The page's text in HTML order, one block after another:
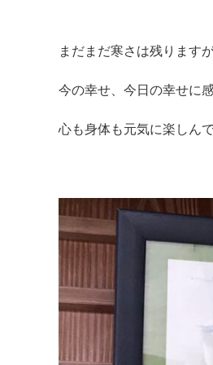
まだまだ寒さは残ります
今の幸せ、今日の幸せに感
心も身体も元気に楽しん